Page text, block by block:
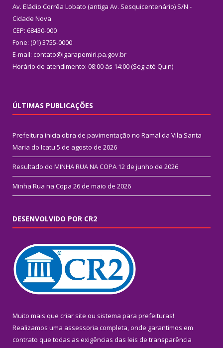
Av. Eládio Corrêa Lobato (antiga Av. Sesquicentenário) S/N -
Cidade Nova
CEP: 68430-000
Fone: (91) 3755-0000
E-mail: contato@igarapemiri.pa.gov.br
Horário de atendimento: 08:00 às 14:00 (Seg até Quin)
ÚLTIMAS PUBLICAÇÕES
Prefeitura inicia obra de pavimentação no Ramal da Vila Santa
Maria do Icatu 5 de agosto de 2026
Resultado do MINHA RUA NA COPA 12 de junho de 2026
Minha Rua na Copa 26 de maio de 2026
DESENVOLVIDO POR CR2
Muito mais que criar site ou sistema para prefeituras!
Realizamos uma assessoria completa, onde garantimos em
contrato que todas as exigências das leis de transparência